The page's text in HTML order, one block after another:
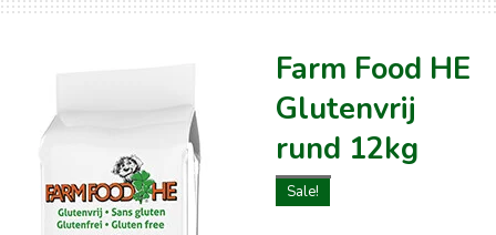
Farm Food HE
Glutenvrij
rund 12kg
Sale!